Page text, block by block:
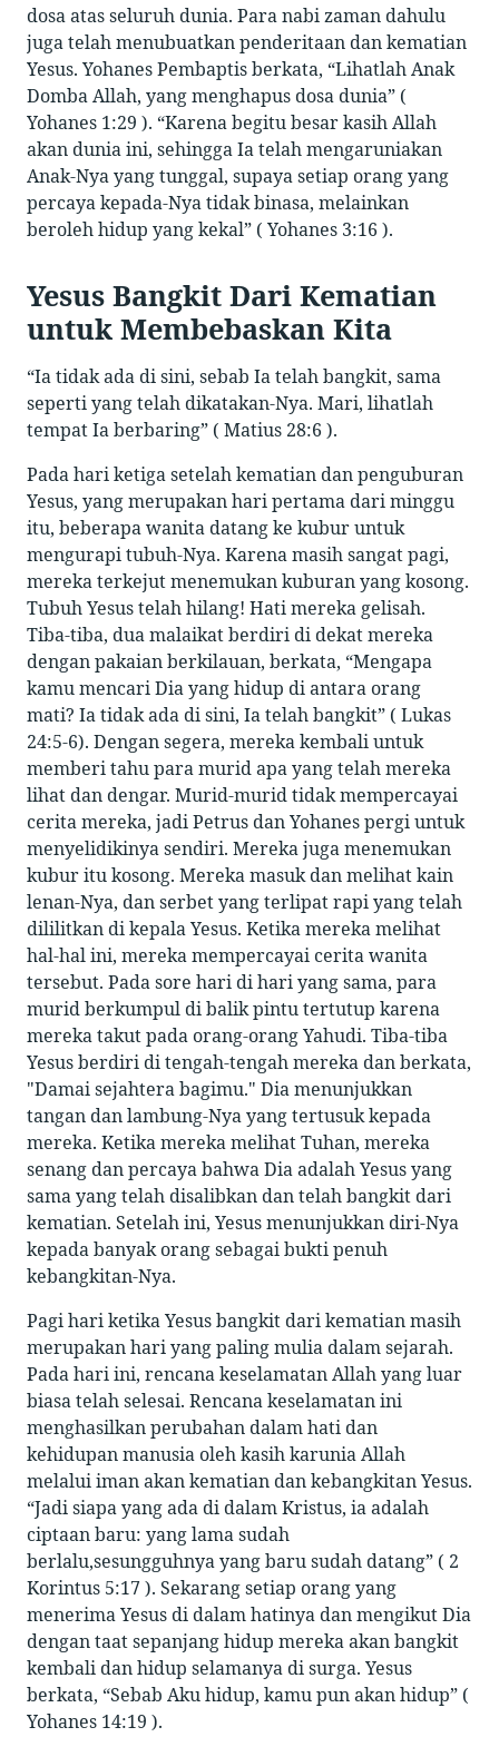
dosa atas seluruh dunia. Para nabi zaman dahulu
juga telah menubuatkan penderitaan dan kematian
Yesus. Yohanes Pembaptis berkata, “Lihatlah Anak
Domba Allah, yang menghapus dosa dunia” (
Yohanes 1:29 ). “Karena begitu besar kasih Allah
akan dunia ini, sehingga Ia telah mengaruniakan
Anak-Nya yang tunggal, supaya setiap orang yang
percaya kepada-Nya tidak binasa, melainkan
beroleh hidup yang kekal” ( Yohanes 3:16 ).
Yesus Bangkit Dari Kematian
untuk Membebaskan Kita
“Ia tidak ada di sini, sebab Ia telah bangkit, sama
seperti yang telah dikatakan-Nya. Mari, lihatlah
tempat Ia berbaring” ( Matius 28:6 ).
Pada hari ketiga setelah kematian dan penguburan
Yesus, yang merupakan hari pertama dari minggu
itu, beberapa wanita datang ke kubur untuk
mengurapi tubuh-Nya. Karena masih sangat pagi,
mereka terkejut menemukan kuburan yang kosong.
Tubuh Yesus telah hilang! Hati mereka gelisah.
Tiba-tiba, dua malaikat berdiri di dekat mereka
dengan pakaian berkilauan, berkata, “Mengapa
kamu mencari Dia yang hidup di antara orang
mati? Ia tidak ada di sini, Ia telah bangkit” ( Lukas
24:5-6). Dengan segera, mereka kembali untuk
memberi tahu para murid apa yang telah mereka
lihat dan dengar. Murid-murid tidak mempercayai
cerita mereka, jadi Petrus dan Yohanes pergi untuk
menyelidikinya sendiri. Mereka juga menemukan
kubur itu kosong. Mereka masuk dan melihat kain
lenan-Nya, dan serbet yang terlipat rapi yang telah
dililitkan di kepala Yesus. Ketika mereka melihat
hal-hal ini, mereka mempercayai cerita wanita
tersebut. Pada sore hari di hari yang sama, para
murid berkumpul di balik pintu tertutup karena
mereka takut pada orang-orang Yahudi. Tiba-tiba
Yesus berdiri di tengah-tengah mereka dan berkata,
"Damai sejahtera bagimu." Dia menunjukkan
tangan dan lambung-Nya yang tertusuk kepada
mereka. Ketika mereka melihat Tuhan, mereka
senang dan percaya bahwa Dia adalah Yesus yang
sama yang telah disalibkan dan telah bangkit dari
kematian. Setelah ini, Yesus menunjukkan diri-Nya
kepada banyak orang sebagai bukti penuh
kebangkitan-Nya.
Pagi hari ketika Yesus bangkit dari kematian masih
merupakan hari yang paling mulia dalam sejarah.
Pada hari ini, rencana keselamatan Allah yang luar
biasa telah selesai. Rencana keselamatan ini
menghasilkan perubahan dalam hati dan
kehidupan manusia oleh kasih karunia Allah
melalui iman akan kematian dan kebangkitan Yesus.
“Jadi siapa yang ada di dalam Kristus, ia adalah
ciptaan baru: yang lama sudah
berlalu,sesungguhnya yang baru sudah datang” ( 2
Korintus 5:17 ). Sekarang setiap orang yang
menerima Yesus di dalam hatinya dan mengikut Dia
dengan taat sepanjang hidup mereka akan bangkit
kembali dan hidup selamanya di surga. Yesus
berkata, “Sebab Aku hidup, kamu pun akan hidup” (
Yohanes 14:19 ).